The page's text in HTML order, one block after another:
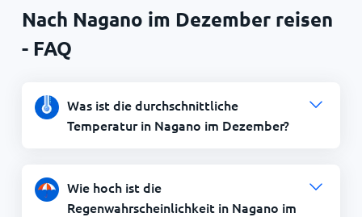
Nach Nagano im Dezember reisen
- FAQ
Was ist die durchschnittliche
Temperatur in Nagano im Dezember?
Wie hoch ist die
Regenwahrscheinlichkeit in Nagano im